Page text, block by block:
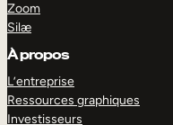
Zoom
Silæ
À propos
L’entreprise
Ressources graphiques
Investisseurs